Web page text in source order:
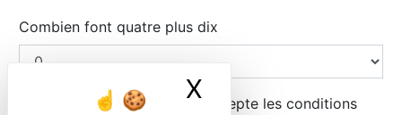
X Masquer le
Combien font quatre plus dix
En cochant cette case, j'accepte les conditions